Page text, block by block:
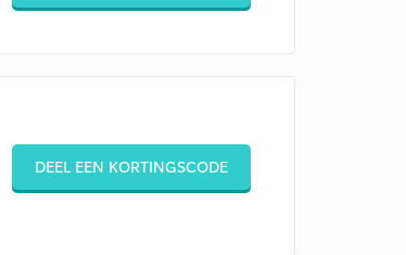
DEEL EEN KORTINGSCODE